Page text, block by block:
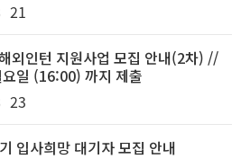
21
외인턴 지원사업 모집 안내(2차) //
일 (16:00) 까지 제출
23
입사희망 대기자 모집 안내